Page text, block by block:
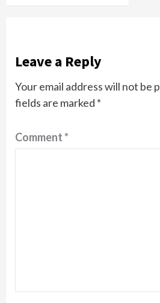
Leave a Reply
Your email address will not be
fields are marked *
Comment*